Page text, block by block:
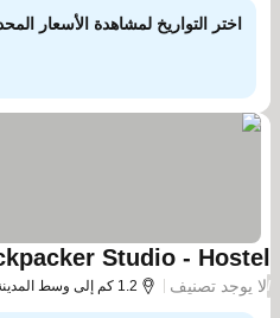
اختر التواريخ لمشاهدة الأسعار
Studio - Hostel
/لا يوجد تصنيف 1.2 كم إلى وسط المدينة